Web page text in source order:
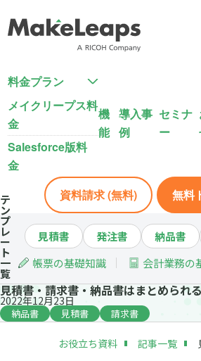
料金プラン
メイクリープス料
金
Salesforce版料
金
機
能
導入事
例
セミナ
ー
資料請求 (無料) 無料
テ
ン
プ
レ
ー
ト
一
覧
見積書 発注書 納品書
帳票の基礎知識
会計業務の
見積書・請求書・納品書はまとめられ
2022年12月23日
納品書 見積書 請求書
お役立ち資料 記事一覧